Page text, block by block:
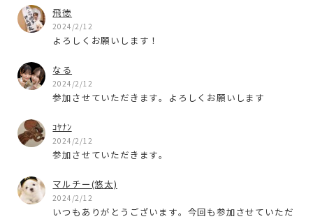
飛徳
2024/2/12
よろしくお願いします！
なる
2024/2/12
参加させていただきます。よろしくお願いします
ｺﾔﾅﾝ
2024/2/12
参加させていただきます。
マルチー(悠太)
2024/2/12
いつもありがとうございます。今回も参加させていただ